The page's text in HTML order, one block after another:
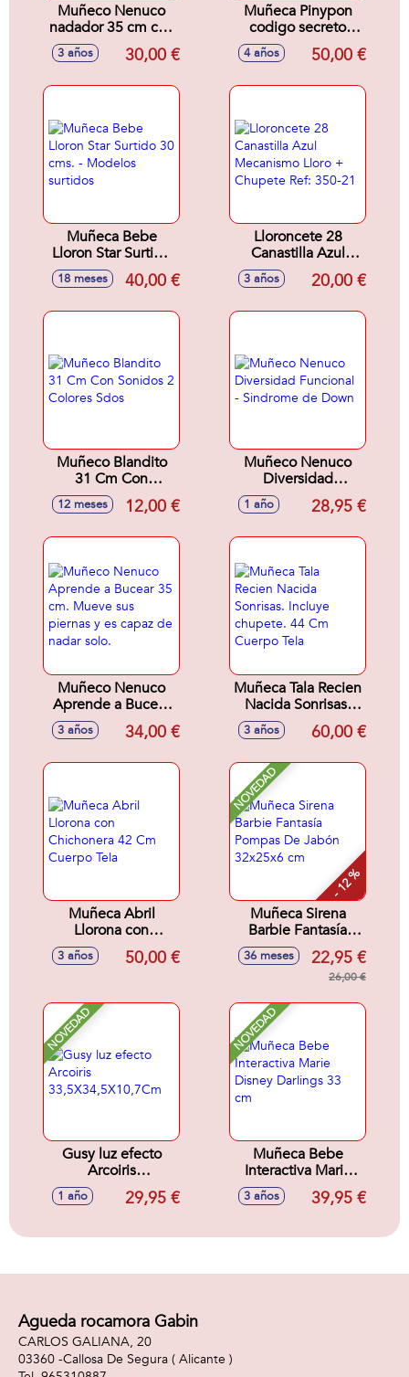
Muñeco Nenuco
nadador 35 cm con
piernas articuladas
3 años 30,00 €
Muñeca Pinypon
codigo secreto
magico 30 cm ¡su
pelo se ilumina!
4 años 50,00 €
Muñeca Bebe
Lloron Star Surtido
30 cms. - Modelos
surtidos
18 meses 40,00 €
Lloroncete 28
Canastilla Azul
Mecanismo Lloro +
Chupete Ref: 350-
3 años 20,00 €
Muñeco Blandito
31 Cm Con
Sonidos 2 Colores
Sdos
12 meses 12,00 €
Muñeco Nenuco
Diversidad
Funcional -
Sindrome de Down
1 año 28,95 €
Muñeco Nenuco
Aprende a Bucear
35 cm. Mueve sus
piernas y es capaz
3 años 34,00 €
Muñeca Tala Recien
Nacida Sonrisas.
Incluye chupete. 44
Cm Cuerpo Tela
3 años 60,00 €
Muñeca Abril
Llorona con
Chichonera 42 Cm
Cuerpo Tela
3 años 50,00 €
NOVEDAD
- 12 %
Muñeca Sirena
Barbie Fantasía
Pompas De Jabón
32x25x6 cm
36 meses 22,95 €
26,00 €
NOVEDAD
Gusy luz efecto
Arcoiris
33,5X34,5X10,7Cm
1 año 29,95 €
NOVEDAD
Muñeca Bebe
Interactiva Marie
Disney Darlings 33
3 años 39,95 €
Agueda rocamora Gabin
CARLOS GALIANA, 20
03360 -Callosa De Segura ( Alicante )